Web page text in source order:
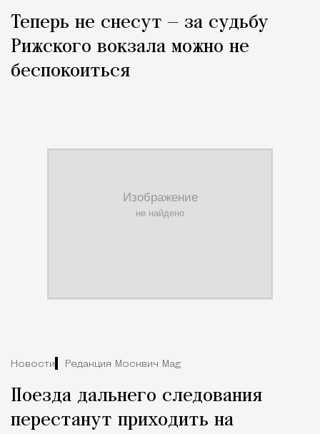
Теперь не снесут — за судьбу
Рижского вокзала можно не
беспокоиться
Новости Редакция Москвич Mag
Поезда дальнего следования
перестанут приходить на